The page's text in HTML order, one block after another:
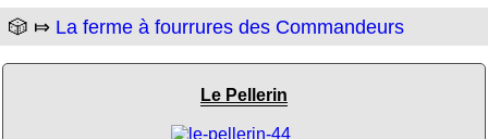
🎲 ⤇ La ferme à fourrures des Commandeurs
Le Pellerin